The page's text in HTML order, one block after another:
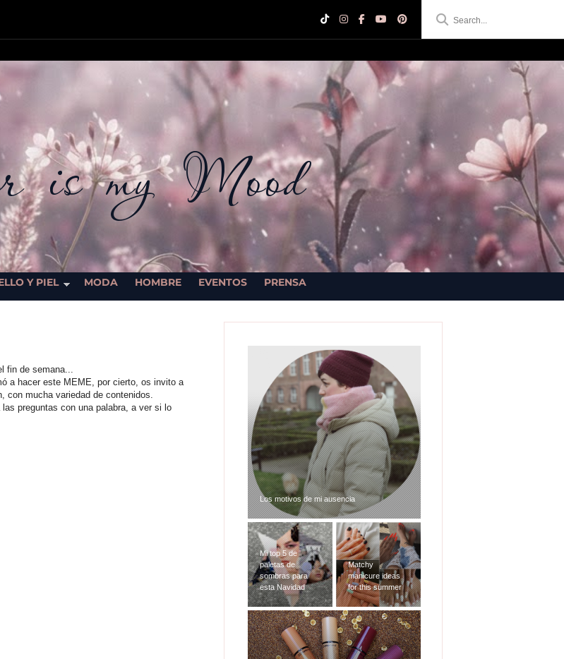
is my Mood
Y PIEL MODA HOMBRE EVENTOS
PRENSA
fin de semana...
a hacer este MEME, por cierto, os invito a
con mucha variedad de contenidos.
preguntas con una palabra, a ver si lo
Los motivos de mi ausencia
Mi top 5 de
paletas de
sombras para
esta Navidad
Matchy
manicure ideas
for this summer